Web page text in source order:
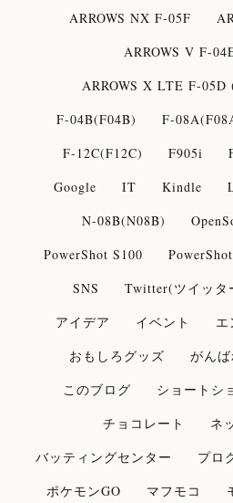
ARROWS NX F-05F
ARROWS V F-
ARROWS X LTE F-05D
F-04B(F04B)
F-
F-12C(F12C)
F905i
Google
IT Kindle
N-08B(N08B)
PowerShot S100
SNS
Twitter(ツイッタ
アイデア
イベント
エ
おもしろグッズ
がん
このブログ
ショートシ
チョコレート
ネ
バッティングセンター
プロ
ポケモンGO
マフモコ